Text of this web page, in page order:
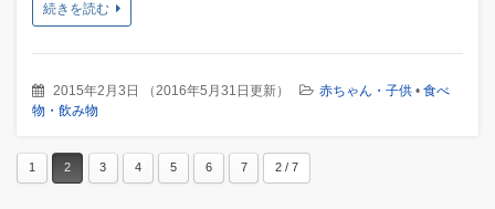
続きを読む
2015年2月3日 （ 2016年5月31日更新） 赤ちゃん・子供 • 食べ
物・飲み物
1 2 3 4 5 6 7 2 / 7